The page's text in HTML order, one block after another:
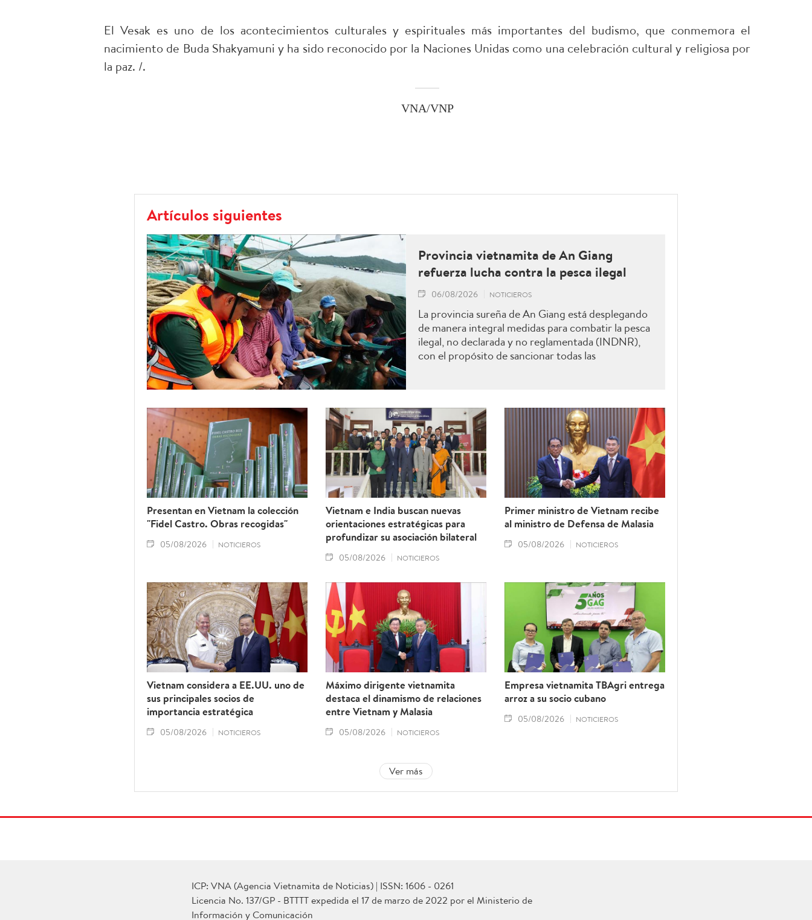
El Vesak es uno de los acontecimientos culturales y espirituales más importantes del budismo, que conmemora el
nacimiento de Buda Shakyamuni y ha sido reconocido por la Naciones Unidas como una celebración cultural y religiosa por
la paz. /.
VNA/VNP
Artículos siguientes
Provincia vietnamita de An Giang
refuerza lucha contra la pesca ilegal
06/08/2026 NOTICIEROS
La provincia sureña de An Giang está desplegando
de manera integral medidas para combatir la pesca
ilegal, no declarada y no reglamentada (INDNR),
con el propósito de sancionar todas las
pesquero vietnamita.
Presentan en Vietnam la colección
"Fidel Castro. Obras recogidas"
05/08/2026 NOTICIEROS
Vietnam e India buscan nuevas
orientaciones estratégicas para
profundizar su asociación bilateral
05/08/2026 NOTICIEROS
Primer ministro de Vietnam recibe
al ministro de Defensa de Malasia
05/08/2026 NOTICIEROS
Vietnam considera a EE.UU. uno de
sus principales socios de
importancia estratégica
05/08/2026 NOTICIEROS
Máximo dirigente vietnamita
destaca el dinamismo de relaciones
entre Vietnam y Malasia
05/08/2026 NOTICIEROS
Empresa vietnamita TBAgri entrega
arroz a su socio cubano
05/08/2026 NOTICIEROS
Ver más
ICP: VNA (Agencia Vietnamita de Noticias) | ISSN: 1606 - 0261